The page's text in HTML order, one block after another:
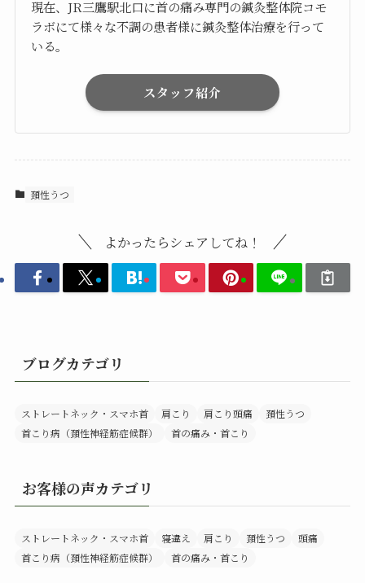
現在、JR三鷹駅北口に首の痛み専門の鍼灸整体院コモ
ラボにて様々な不調の患者様に鍼灸整体治療を行って
いる。
スタッフ紹介
頚性うつ
よかったらシェアしてね！
ブログカテゴリ
ストレートネック・スマホ首 肩こり 肩こり頭痛
頚性うつ
首こり病（頚性神経筋症候群）
首の痛み・首こり
お客様の声カテゴリ
ストレートネック・スマホ首 寝違え 肩こり 頚性うつ
頭痛
首こり病（頚性神経筋症候群）
首の痛み・首こり